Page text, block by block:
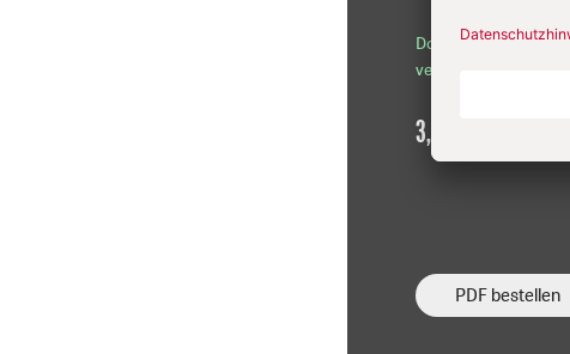
Download sofort
verfügbar
3,90 €
PDF bestellen